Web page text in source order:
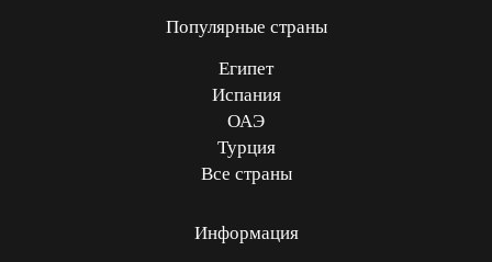
Популярные страны
Египет
Испания
ОАЭ
Турция
Все страны
Информация